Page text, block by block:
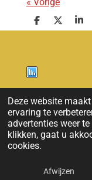
Deze website
ervaring te
advertenties weer te
klikken, gaat u
cookies.
Afwijzen
D
e
D
e
S
h
Nieuws
© 2011 - 2026
E-mailadres